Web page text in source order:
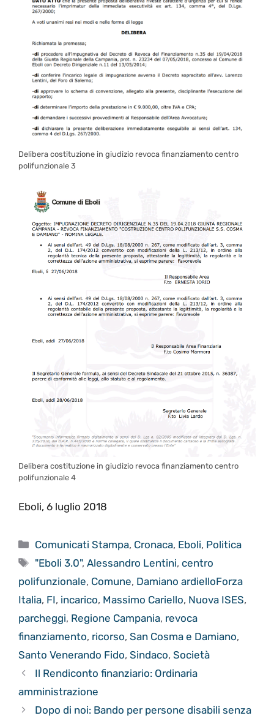
Delibera costituzione in giudizio revoca finanziamento centro
polifunzionale 3
Delibera costituzione in giudizio revoca finanziamento centro
polifunzionale 4
Eboli, 6 luglio 2018
Categorie
Comunicati Stampa, Cronaca, Eboli, Politica
Tag
"Eboli 3.0",Alessandro Lentini,centro
polifunzionale, Comune, Damiano ardielloForza
Italia, FI, incarico, Massimo Cariello, Nuova ISES,
parcheggi, Regione Campania, revoca
finanziamento, ricorso, San Cosma e Damiano,
Santo Venerando Fido, Sindaco, Società
Il Rendiconto finanziario: Ordinaria
amministrazione
Dopo di noi: Bando per persone disabili senza